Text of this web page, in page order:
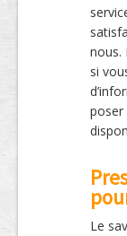
nous.
si
poser
Le